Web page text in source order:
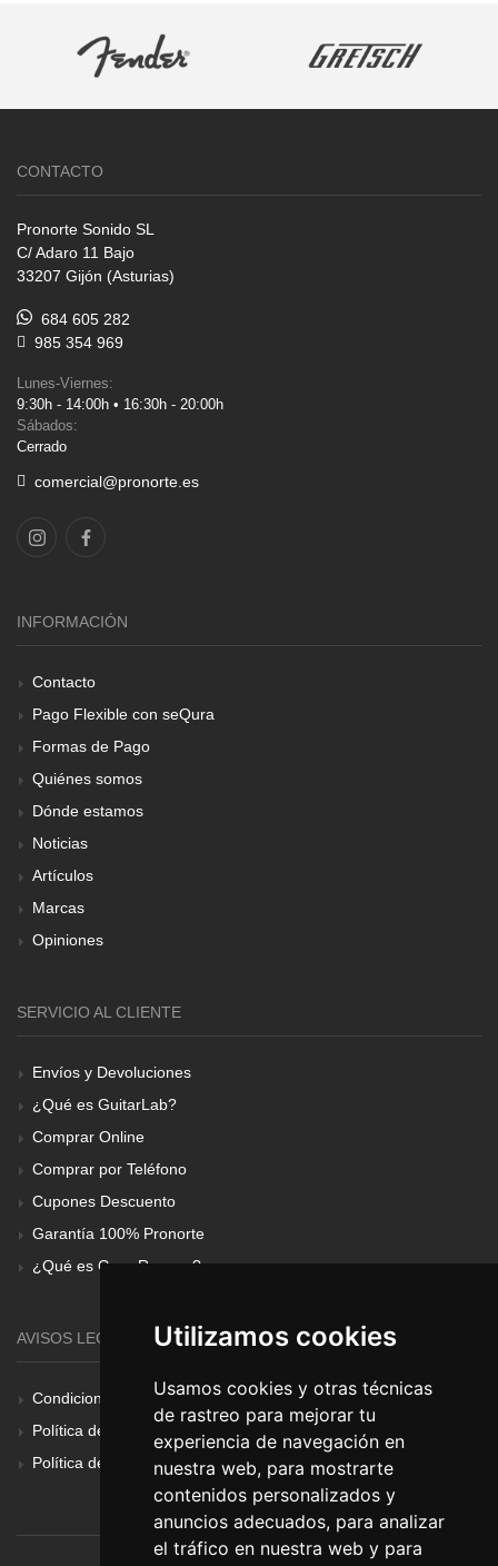
Utilizamos cookies
Usamos cookies y otras técnicas
de rastreo para mejorar tu
experiencia de navegación en
nuestra web, para mostrarte
contenidos personalizados y
anuncios adecuados, para analizar
el tráfico en nuestra web y para
CONTACTO
Pronorte Sonido SL
C/ Adaro 11 Bajo
33207 Gijón (Asturias)
684 605 282
985 354 969
Lunes-Viernes:
9:30h - 14:00h • 16:30h - 20:00h
Sábados:
Cerrado
comercial@pronorte.es
INFORMACIÓN
Contacto
Pago Flexible con seQura
Formas de Pago
Quiénes somos
Dónde estamos
Noticias
Artículos
Marcas
Opiniones
SERVICIO AL CLIENTE
Envíos y Devoluciones
¿Qué es GuitarLab?
Comprar Online
Comprar por Teléfono
Cupones Descuento
Garantía 100% Pronorte
¿Qué es Gear Renove?
AVISOS LEGALES
Condiciones Generales
Política de Cookies
Política de Privacidad